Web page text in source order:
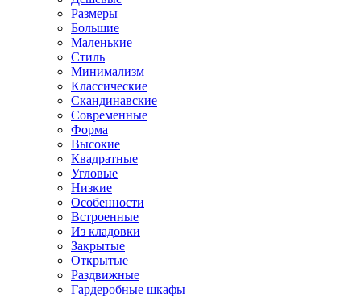
Размеры
Большие
Маленькие
Стиль
Минимализм
Классические
Скандинавские
Современные
Форма
Высокие
Квадратные
Угловые
Низкие
Особенности
Встроенные
Из кладовки
Закрытые
Открытые
Раздвижные
Гардеробные шкафы